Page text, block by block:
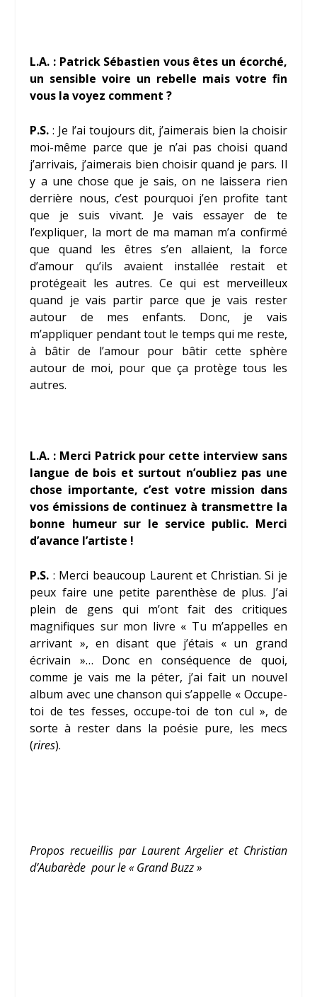
L.A. : Patrick Sébastien vous êtes un écorché,
un sensible voire un rebelle mais votre fin
vous la voyez comment ?
P.S. : Je l’ai toujours dit, j’aimerais bien la choisir
moi-même parce que je n’ai pas choisi quand
j’arrivais, j’aimerais bien choisir quand je pars. Il
y a une chose que je sais, on ne laissera rien
derrière nous, c’est pourquoi j’en profite tant
que je suis vivant. Je vais essayer de te
l’expliquer, la mort de ma maman m’a confirmé
que quand les êtres s’en allaient, la force
d’amour qu’ils avaient installée restait et
protégeait les autres. Ce qui est merveilleux
quand je vais partir parce que je vais rester
autour de mes enfants. Donc, je vais
m’appliquer pendant tout le temps qui me reste,
à bâtir de l’amour pour bâtir cette sphère
autour de moi, pour que ça protège tous les
autres.
L.A. : Merci Patrick pour cette interview sans
langue de bois et surtout n’oubliez pas une
chose importante, c’est votre mission dans
vos émissions de continuez à transmettre la
bonne humeur sur le service public. Merci
d’avance l’artiste !
P.S. : Merci beaucoup Laurent et Christian. Si je
peux faire une petite parenthèse de plus. J’ai
plein de gens qui m’ont fait des critiques
magnifiques sur mon livre « Tu m’appelles en
arrivant », en disant que j’étais « un grand
écrivain »… Donc en conséquence de quoi,
comme je vais me la péter, j’ai fait un nouvel
album avec une chanson qui s’appelle « Occupe-
toi de tes fesses, occupe-toi de ton cul », de
sorte à rester dans la poésie pure, les mecs
(rires).
Propos recueillis par Laurent Argelier et Christian
d’Aubarède pour le « Grand Buzz »